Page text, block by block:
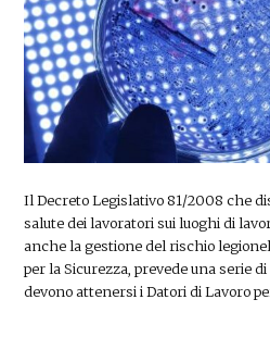
Il Decreto Legislativo 81/2008 che
salute dei lavoratori sui luoghi di
anche la gestione del rischio
per la Sicurezza, prevede una serie
devono attenersi i Datori di Lavoro